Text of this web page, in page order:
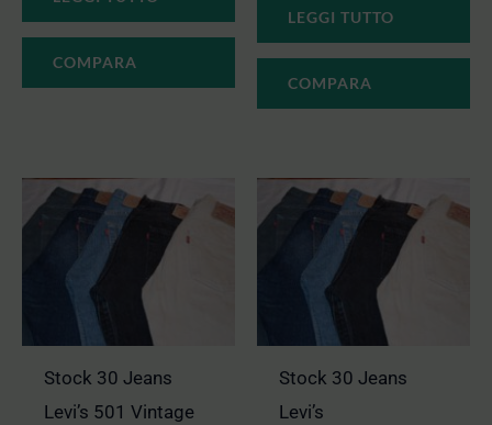
COMPARA
LEGGI TUTTO
COMPARA
Stock 30 Jeans
Levi’s 501 Vintage
Stock 30 Jeans
Levi’s